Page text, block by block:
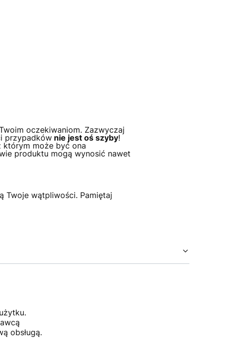
oczekiwaniom. Zazwyczaj
przypadkównie jest oś szyby!
którym może być ona
produktu mogą wynosić nawet
Twoje wątpliwości. Pamiętaj
obsługą.